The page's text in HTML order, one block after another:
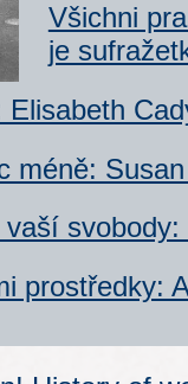
Všichni
je
méně:
prostředky: